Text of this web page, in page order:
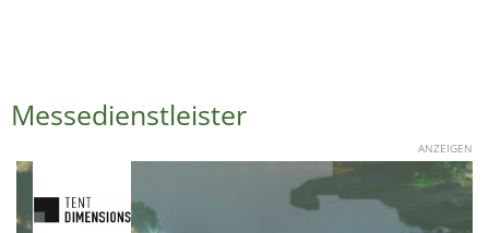
Messedienstleister
ANZEIGEN